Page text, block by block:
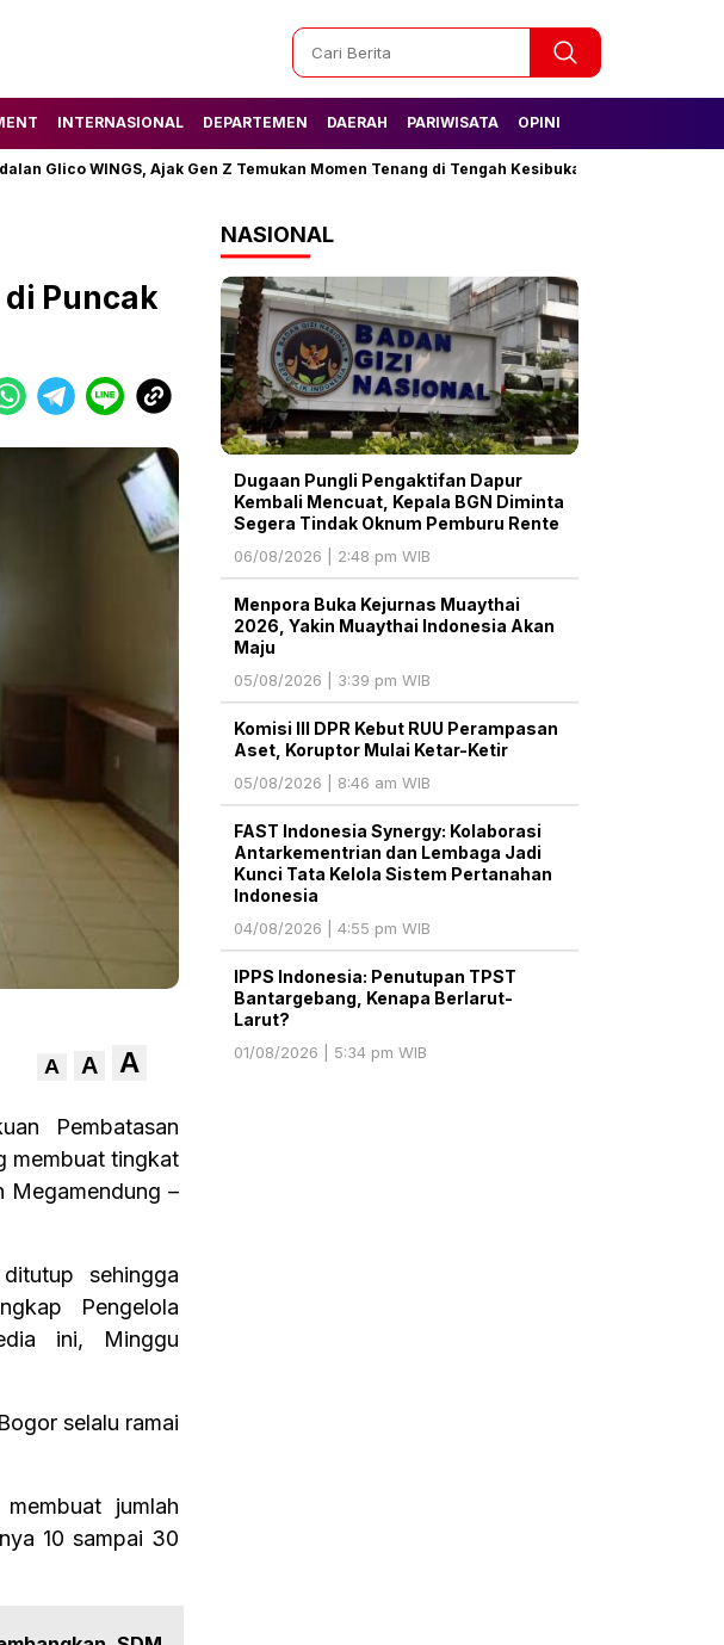
INTERNASIONAL DEPARTEMEN DAERAH PARIWISATA OPINI
WINGS, Ajak Gen Z Temukan Momen Tenang di Tengah Kesibukan
Puncak
A A A
Pembatasan
membuat tingkat
Megamendung –
sehingga
Pengelola
ini, Minggu
selalu ramai
jumlah
10 sampai 30
NASIONAL
Dugaan Pungli Pengaktifan Dapur
Kembali Mencuat, Kepala BGN Diminta
Segera Tindak Oknum Pemburu Rente
06/08/2026 | 2:48 pm WIB
Menpora Buka Kejurnas Muaythai
2026, Yakin Muaythai Indonesia Akan
Maju
05/08/2026 | 3:39 pm WIB
Komisi III DPR Kebut RUU Perampasan
Aset, Koruptor Mulai Ketar-Ketir
05/08/2026 | 8:46 am WIB
FAST Indonesia Synergy: Kolaborasi
Antarkementrian dan Lembaga Jadi
Kunci Tata Kelola Sistem Pertanahan
Indonesia
04/08/2026 | 4:55 pm WIB
IPPS Indonesia: Penutupan TPST
Bantargebang, Kenapa Berlarut-
Larut?
01/08/2026 | 5:34 pm WIB